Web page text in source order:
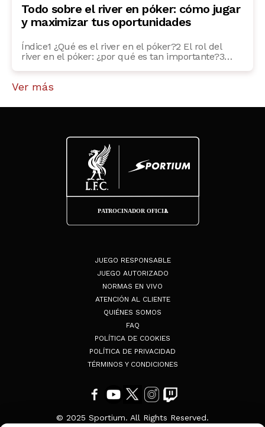
en póker para mejorar tu juego?6 Probabilidad de
cartas en el póker: ¿qué […]
Todo sobre el river en póker: cómo jugar
y maximizar tus oportunidades
Índice1 ¿Qué es el river en el póker?2 El rol del
river en el póker: ¿por qué es tan importante?3
Los errores comunes en el river de póker6 FAQs
Ver más
JUEGO RESPONSABLE
JUEGO AUTORIZADO
NORMAS EN VIVO
ATENCIÓN AL CLIENTE
QUIÉNES SOMOS
FAQ
POLÍTICA DE COOKIES
POLÍTICA DE PRIVACIDAD
TÉRMINOS Y CONDICIONES
© 2025 Sportium. All Rights Reserved.